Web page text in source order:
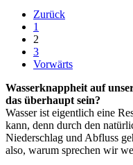
Zurück
1
2
3
Vorwärts
Wasserknappheit auf
das überhaupt sein?
Wasser ist eigentlich eine
kann, denn durch den
Niederschlag und Abfluss
also, warum sprechen wir